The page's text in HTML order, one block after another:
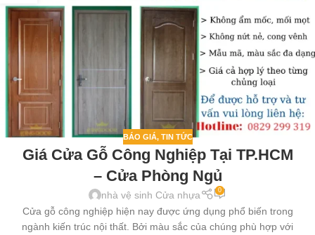
BÁO GIÁ, TIN TỨC
Giá Cửa Gỗ Công Nghiệp Tại TP.HCM
– Cửa Phòng Ngủ
nhà vệ sinh Cửa nhựa 0
Cửa gỗ công nghiệp hiện nay được ứng dụng phổ biến trong
ngành kiến trúc nội thất. Bởi màu sắc của chúng phù hợp với